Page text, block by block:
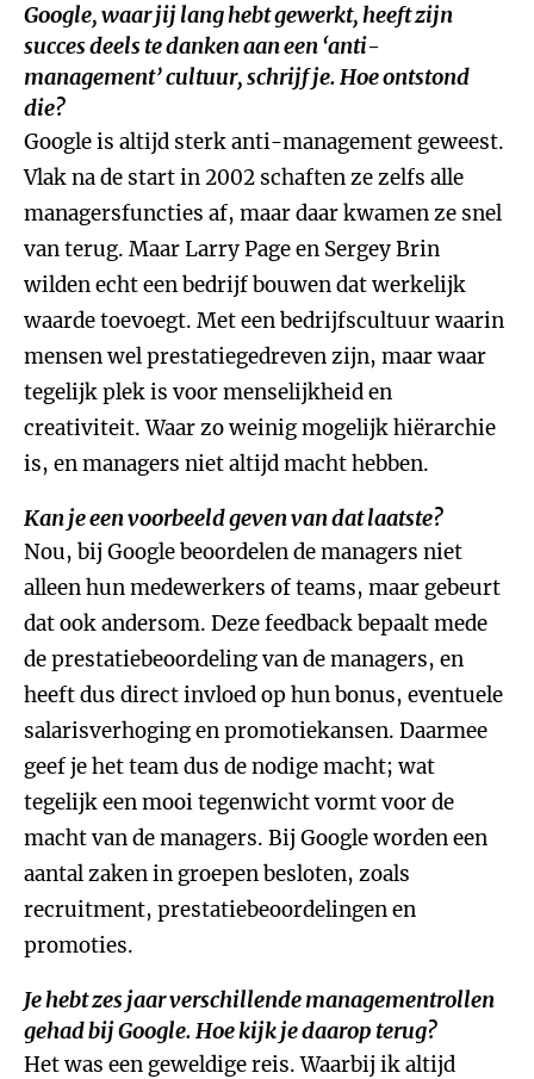
Google, waar jij lang hebt gewerkt, heeft zijn
succes deels te danken aan een ‘anti-
management’ cultuur, schrijf je. Hoe ontstond
die?
Google is altijd sterk anti-management geweest.
Vlak na de start in 2002 schaften ze zelfs alle
managersfuncties af, maar daar kwamen ze snel
van terug. Maar Larry Page en Sergey Brin
wilden echt een bedrijf bouwen dat werkelijk
waarde toevoegt. Met een bedrijfscultuur waarin
mensen wel prestatiegedreven zijn, maar waar
tegelijk plek is voor menselijkheid en
creativiteit. Waar zo weinig mogelijk hiërarchie
is, en managers niet altijd macht hebben.
Kan je een voorbeeld geven van dat laatste?
Nou, bij Google beoordelen de managers niet
alleen hun medewerkers of teams, maar gebeurt
dat ook andersom. Deze feedback bepaalt mede
de prestatiebeoordeling van de managers, en
heeft dus direct invloed op hun bonus, eventuele
salarisverhoging en promotiekansen. Daarmee
geef je het team dus de nodige macht; wat
tegelijk een mooi tegenwicht vormt voor de
macht van de managers. Bij Google worden een
aantal zaken in groepen besloten, zoals
recruitment, prestatiebeoordelingen en
promoties.
Je hebt zes jaar verschillende managementrollen
gehad bij Google. Hoe kijk je daarop terug?
Het was een geweldige reis. Waarbij ik altijd